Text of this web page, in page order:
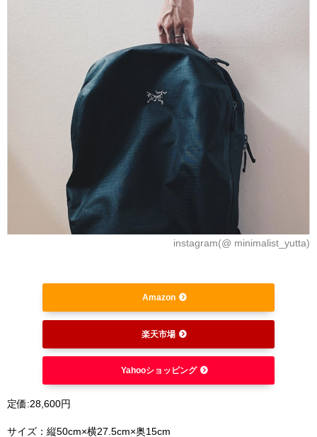
instagram(@ minimalist_yutta)
Amazon
楽天市場
Yahooショッピング
定価:28,600円
サイズ：縦50cm×横27.5cm×奥15cm